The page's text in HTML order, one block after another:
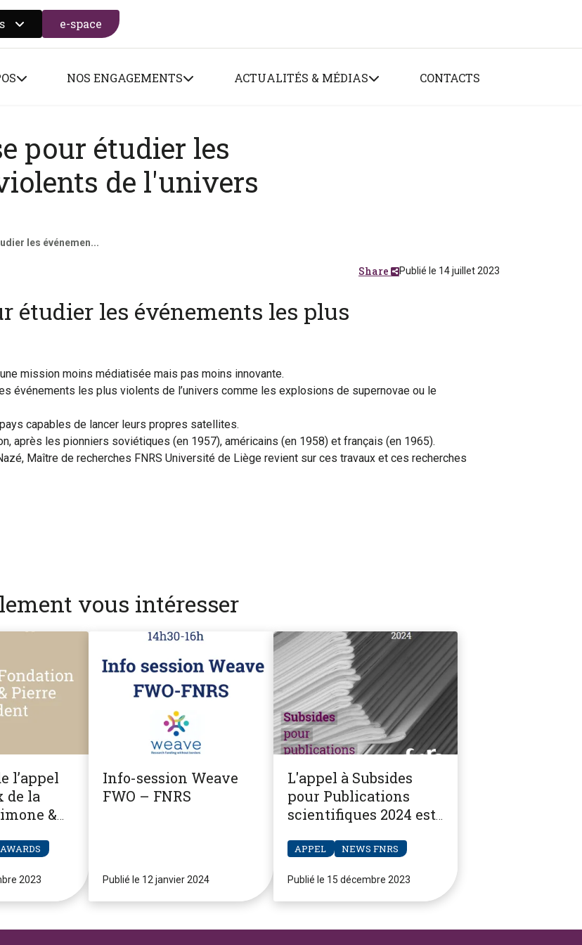
e-space
NOS ENGAGEMENTS ACTUALITÉS & MÉDIAS CONTACTS
pour étudier les
de l'univers
les événemen...
Publié le 14 juillet 2023
Share
étudier les événements les plus
mission moins médiatisée mais pas moins innovante.
événements les plus violents de l’univers comme les explosions de supernovae ou le
capables de lancer leurs propres satellites.
après les pionniers soviétiques (en 1957), américains (en 1958) et français (en 1965).
Maître de recherches FNRS Université de Liège revient sur ces travaux et ces recherches
vous intéresser
l’appel
de la
&
2023
Info-session Weave
FWO – FNRS
Publié le 12 janvier 2024
L'appel à Subsides
pour Publications
scientifiques 2024 est
APPEL NEWS FNRS
Publié le 15 décembre 2023